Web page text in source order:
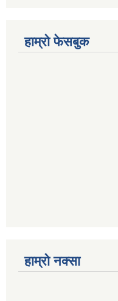
हाम्रो फेसबुक
हाम्रो नक्सा